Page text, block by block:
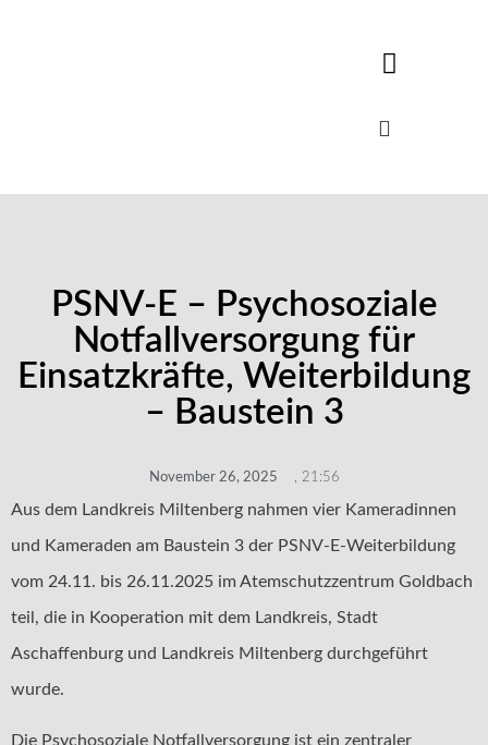
PSNV-E – Psychosoziale
Notfallversorgung für
Einsatzkräfte, Weiterbildung
– Baustein 3
November 26, 2025 21:56
Aus dem Landkreis Miltenberg nahmen vier Kameradinnen
und Kameraden am Baustein 3 der PSNV-E-Weiterbildung
vom 24.11. bis 26.11.2025 im Atemschutzzentrum Goldbach
teil, die in Kooperation mit dem Landkreis, Stadt
Aschaffenburg und Landkreis Miltenberg durchgeführt
wurde.
Die Psychosoziale Notfallversorgung ist ein zentraler